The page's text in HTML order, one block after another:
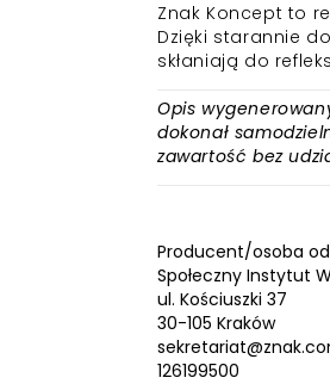
Znak Koncept to
Dzięki starannie
skłaniają do
Opis
dokonał
zawartość bez
Producent/osoba
Społeczny Instytut
ul. Kościuszki 37
30-105 Kraków
126199500